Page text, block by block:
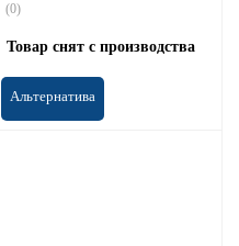
(0)
Товар снят с производства
Альтернатива